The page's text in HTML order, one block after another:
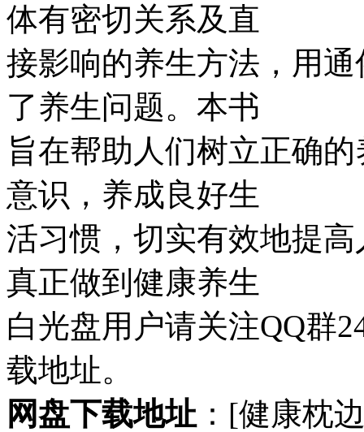
体有密切关系及直
接影响的养生方法，用
了养生问题。本书
旨在帮助人们树立正确
意识，养成良好生
活习惯，切实有效地提
真正做到健康养生
白光盘用户请关注QQ群
载地址。
网盘下载地址 ：[健康枕